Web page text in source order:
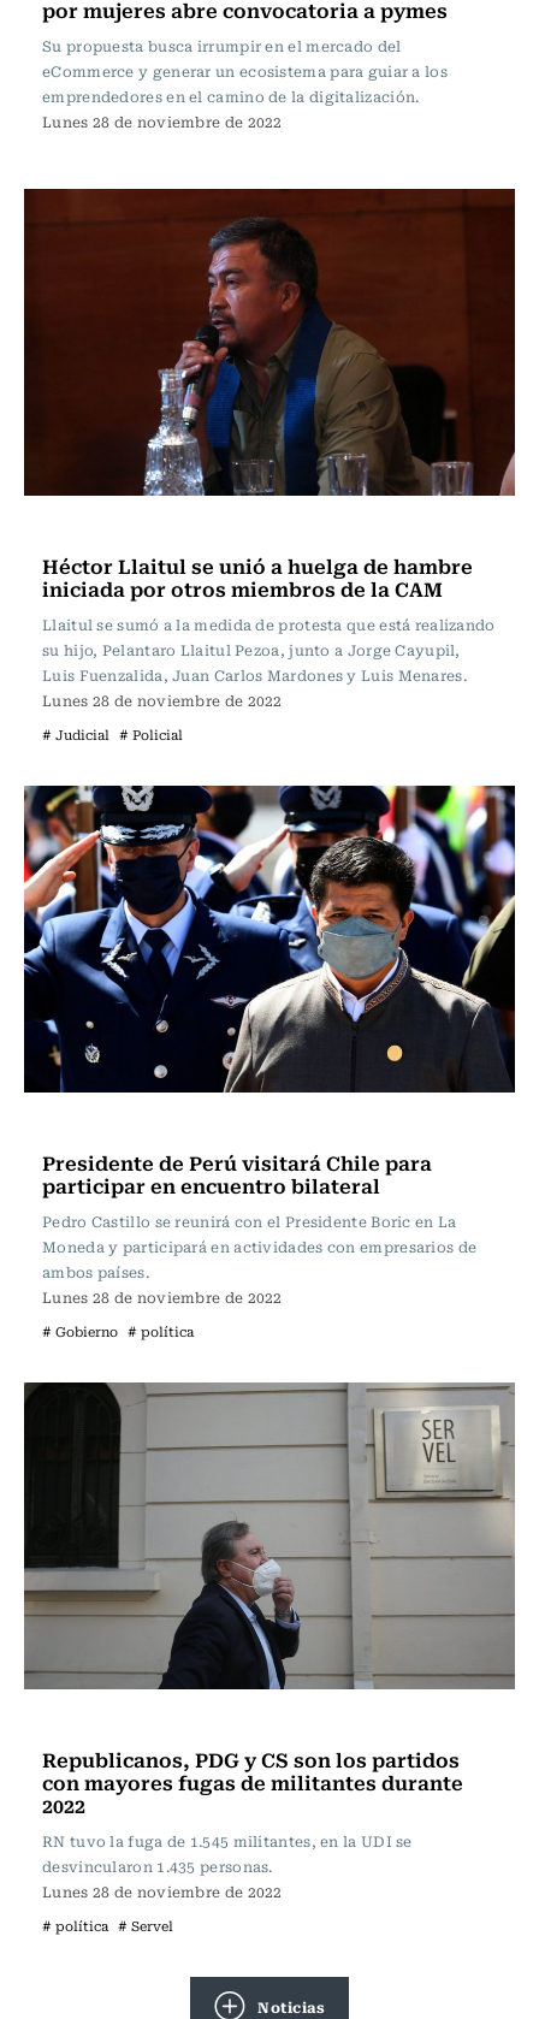
por mujeres abre convocatoria a pymes
Su propuesta busca irrumpir en el mercado del
eCommerce y generar un ecosistema para guiar a los
emprendedores en el camino de la digitalización.
Lunes 28 de noviembre de 2022
Héctor Llaitul se unió a huelga de hambre
iniciada por otros miembros de la CAM
Llaitul se sumó a la medida de protesta que está realizando
su hijo, Pelantaro Llaitul Pezoa, junto a Jorge Cayupil,
Luis Fuenzalida, Juan Carlos Mardones y Luis Menares.
Lunes 28 de noviembre de 2022
# Judicial # Policial
Presidente de Perú visitará Chile para
participar en encuentro bilateral
Pedro Castillo se reunirá con el Presidente Boric en La
Moneda y participará en actividades con empresarios de
ambos países.
Lunes 28 de noviembre de 2022
# Gobierno # política
Republicanos, PDG y CS son los partidos
con mayores fugas de militantes durante
2022
RN tuvo la fuga de 1.545 militantes, en la UDI se
desvincularon 1.435 personas.
Lunes 28 de noviembre de 2022
# política # Servel
Noticias